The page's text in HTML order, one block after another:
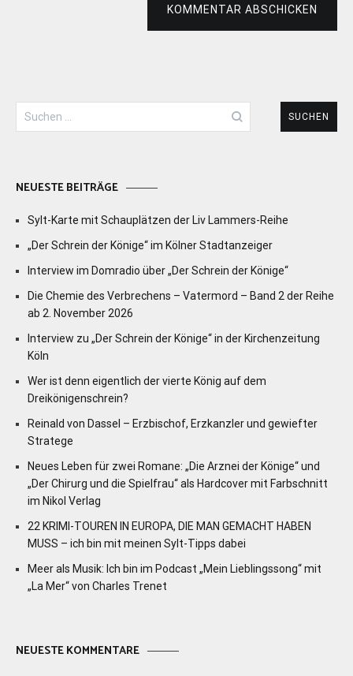
KOMMENTAR ABSCHICKEN
Suchen
nach:
NEUESTE BEITRÄGE
Sylt-Karte mit Schauplätzen der Liv Lammers-Reihe
„Der Schrein der Könige“ im Kölner Stadtanzeiger
Interview im Domradio über „Der Schrein der Könige“
Die Chemie des Verbrechens – Vatermord – Band 2 der Reihe
ab 2. November 2026
Interview zu „Der Schrein der Könige“ in der Kirchenzeitung
Köln
Wer ist denn eigentlich der vierte König auf dem
Dreikönigenschrein?
Reinald von Dassel – Erzbischof, Erzkanzler und gewiefter
Stratege
Neues Leben für zwei Romane: „Die Arznei der Könige“ und
„Der Chirurg und die Spielfrau“ als Hardcover mit Farbschnitt
im Nikol Verlag
22 KRIMI-TOUREN IN EUROPA, DIE MAN GEMACHT HABEN
MUSS – ich bin mit meinen Sylt-Tipps dabei
Meer als Musik: Ich bin im Podcast „Mein Lieblingssong“ mit
„La Mer“ von Charles Trenet
NEUESTE KOMMENTARE